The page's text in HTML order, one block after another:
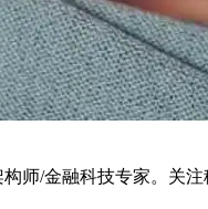
师/金融科技专家。关